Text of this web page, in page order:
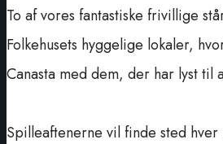
To af vores fantastiske frivillige
Folkehusets hyggelige lokaler,
Canasta med dem, der har lyst til
Spilleaftenerne vil finde sted hver